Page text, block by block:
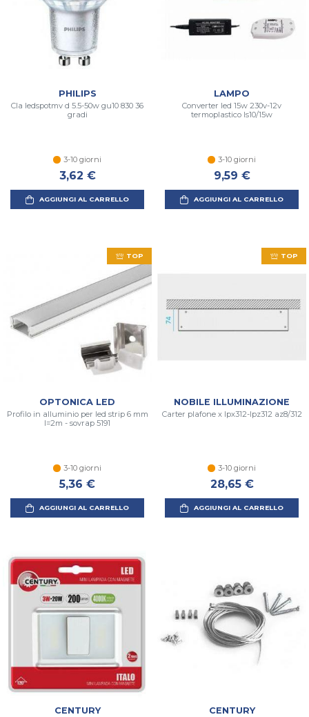
PHILIPS
Cla ledspotmv d 5.5-50w gu10 830 36
gradi
3-10 giorni
3,62 €
AGGIUNGI AL CARRELLO
LAMPO
Converter led 15w 230v-12v
termoplastico ls10/15w
3-10 giorni
9,59 €
AGGIUNGI AL CARRELLO
TOP
OPTONICA LED
Profilo in alluminio per led strip 6 mm
l=2m - sovrap 5191
3-10 giorni
5,36 €
AGGIUNGI AL CARRELLO
TOP
NOBILE ILLUMINAZIONE
Carter plafone x lpx312-lpz312 az8/312
3-10 giorni
28,65 €
AGGIUNGI AL CARRELLO
CENTURY CENTURY